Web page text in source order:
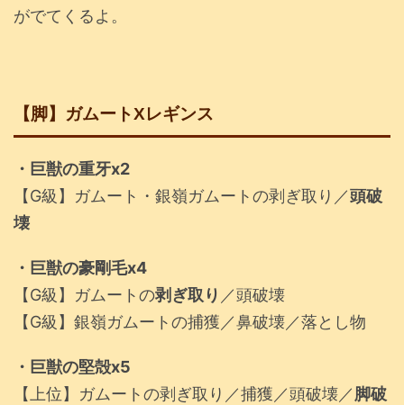
がでてくるよ。
【脚】ガムートXレギンス
・巨獣の重牙x2
【G級】ガムート・銀嶺ガムートの剥ぎ取り／頭破
壊
・巨獣の豪剛毛x4
【G級】ガムートの剥ぎ取り ／頭破壊
【G級】銀嶺ガムートの捕獲／鼻破壊／落とし物
・巨獣の堅殻x5
【上位】ガムートの剥ぎ取り／捕獲／頭破壊／脚破